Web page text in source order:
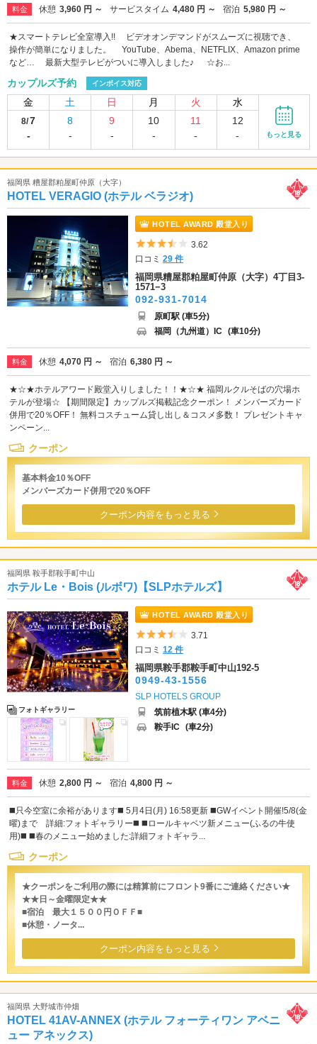
料金 休憩 3,960 円 ～ サービスタイム 4,480 円 ～ 宿泊 5,980 円 ～
★スマートテレビ全室導入!! ビデオオンデマンドがスムーズに視聴でき、
操作が簡単になりました。 YouTube、Abema、NETFLIX、Amazon prime
など… 最新大型テレビがついに導入しました♪ ☆お...
カップルズ予約 インボイス対応
金 土 日 月 火 水
8/7
-
8
-
9
-
10
-
11
-
12
-
もっと見る
福岡県 糟屋郡粕屋町仲原（大字）
HOTEL VERAGIO (ホテル ベラジオ)
HOTEL AWARD 殿堂入り
5つ星のうち3.5
3.62
口コミ29 件
福岡県糟屋郡粕屋町仲原（大字）4丁目3-
1571−3
092-931-7014
原町駅 (車5分)
福岡（九州道）IC (車10分)
料金 休憩 4,070 円 ～ 宿泊 6,380 円 ～
★☆★ホテルアワード殿堂入りしました！！★☆★ 福岡ルクルそばの穴場ホ
テルが登場☆ 【期間限定】カップルズ掲載記念クーポン！ メンバーズカード
併用で20％OFF！ 無料コスチューム貸し出し＆コスメ多数！ プレゼントキャ
ンペーン...
クーポン
基本料金10％OFF
メンバーズカード併用で20％OFF
クーポン内容をもっと見る
福岡県 鞍手郡鞍手町中山
ホテル Le・Bois (ルボワ)【SLPホテルズ】
フォトギャラリー
HOTEL AWARD 殿堂入り
5つ星のうち3.5
3.71
口コミ12 件
福岡県鞍手郡鞍手町中山192-5
0949-43-1556
SLP HOTELS GROUP
筑前植木駅 (車4分)
鞍手IC (車2分)
料金 休憩 2,800 円 ～ 宿泊 4,800 円 ～
◼️只今空室に余裕があります◼️ 5月4日(月) 16:58更新 ◼️GWイベント開催!5/8(金
曜)まで 詳細:フォトギャラリー◼️ ◼️ロールキャベツ新メニュー(ふるの牛使
用)◼️ ◼️春のメニュー始めました:詳細フォトギャラ...
クーポン
★クーポンをご利用の際には精算前にフロント9番にご連絡ください★
★★日～金曜限定★★
■宿泊 最大１５００円ＯＦＦ■
■休憩・ノータ...
クーポン内容をもっと見る
福岡県 大野城市仲畑
HOTEL 41AV-ANNEX (ホテル フォーティワン アベニ
ュー アネックス)